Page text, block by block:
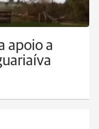
apoio a